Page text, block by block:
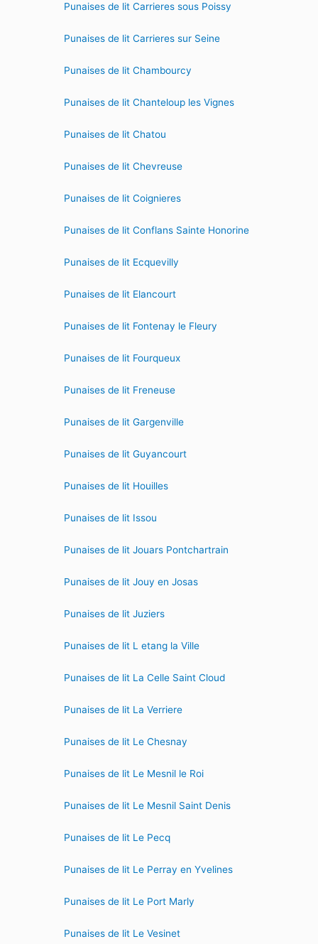
Punaises de lit Carrieres sous Poissy
Punaises de lit Carrieres sur Seine
Punaises de lit Chambourcy
Punaises de lit Chanteloup les Vignes
Punaises de lit Chatou
Punaises de lit Chevreuse
Punaises de lit Coignieres
Punaises de lit Conflans Sainte Honorine
Punaises de lit Ecquevilly
Punaises de lit Elancourt
Punaises de lit Fontenay le Fleury
Punaises de lit Fourqueux
Punaises de lit Freneuse
Punaises de lit Gargenville
Punaises de lit Guyancourt
Punaises de lit Houilles
Punaises de lit Issou
Punaises de lit Jouars Pontchartrain
Punaises de lit Jouy en Josas
Punaises de lit Juziers
Punaises de lit L etang la Ville
Punaises de lit La Celle Saint Cloud
Punaises de lit La Verriere
Punaises de lit Le Chesnay
Punaises de lit Le Mesnil le Roi
Punaises de lit Le Mesnil Saint Denis
Punaises de lit Le Pecq
Punaises de lit Le Perray en Yvelines
Punaises de lit Le Port Marly
Punaises de lit Le Vesinet